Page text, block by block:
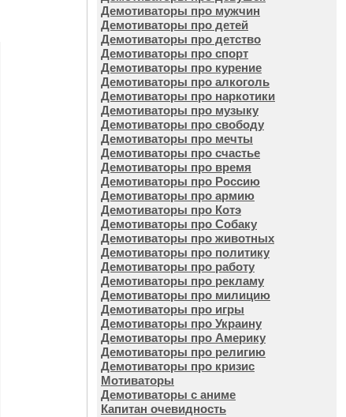
Демотиваторы про мужчин
Демотиваторы про детей
Демотиваторы про детство
Демотиваторы про спорт
Демотиваторы про курение
Демотиваторы про алкоголь
Демотиваторы про наркотики
Демотиваторы про музыку
Демотиваторы про свободу
Демотиваторы про мечты
Демотиваторы про счастье
Демотиваторы про время
Демотиваторы про Россию
Демотиваторы про армию
Демотиваторы про Котэ
Демотиваторы про Собаку
Демотиваторы про животных
Демотиваторы про политику
Демотиваторы про работу
Демотиваторы про рекламу
Демотиваторы про милицию
Демотиваторы про игры
Демотиваторы про Украину
Демотиваторы про Америку
Демотиваторы про религию
Демотиваторы про кризис
Мотиваторы
Демотиваторы с аниме
Капитан очевидность